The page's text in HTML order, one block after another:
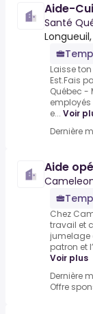
Aide-
Santé
Laisse
Est.Fais
Québec -
e... Voir
Dernière
Aide
Chez
travail et
jumelage
patron et
Voir plus
Dernière
Offre